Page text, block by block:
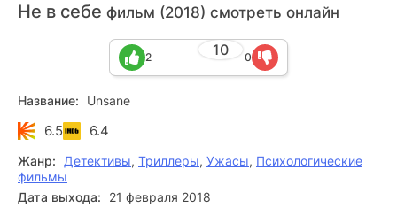
Не в себе фильм (2018) смотреть онлайн
10
2 0
Название: Unsane
6.5 6.4
Жанр: Детективы, Триллеры, Ужасы, Психологические
фильмы
Дата выхода:
21 февраля 2018